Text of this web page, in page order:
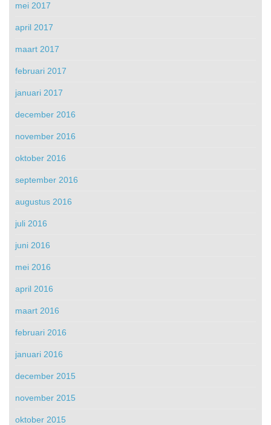
mei 2017
april 2017
maart 2017
februari 2017
januari 2017
december 2016
november 2016
oktober 2016
september 2016
augustus 2016
juli 2016
juni 2016
mei 2016
april 2016
maart 2016
februari 2016
januari 2016
december 2015
november 2015
oktober 2015